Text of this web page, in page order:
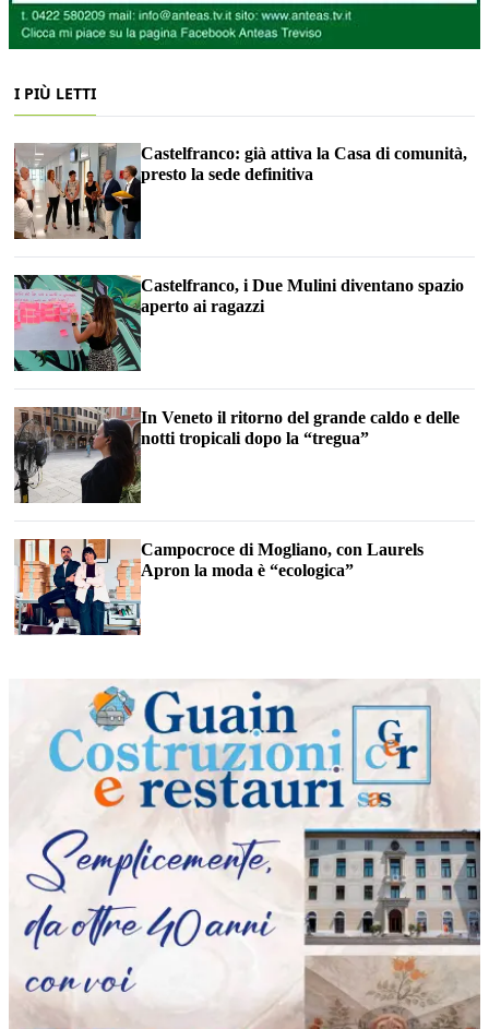
I PIÙ LETTI
Castelfranco: già attiva la Casa di comunità,
presto la sede definitiva
Castelfranco, i Due Mulini diventano spazio
aperto ai ragazzi
In Veneto il ritorno del grande caldo e delle
notti tropicali dopo la “tregua”
Campocroce di Mogliano, con Laurels
Apron la moda è “ecologica”